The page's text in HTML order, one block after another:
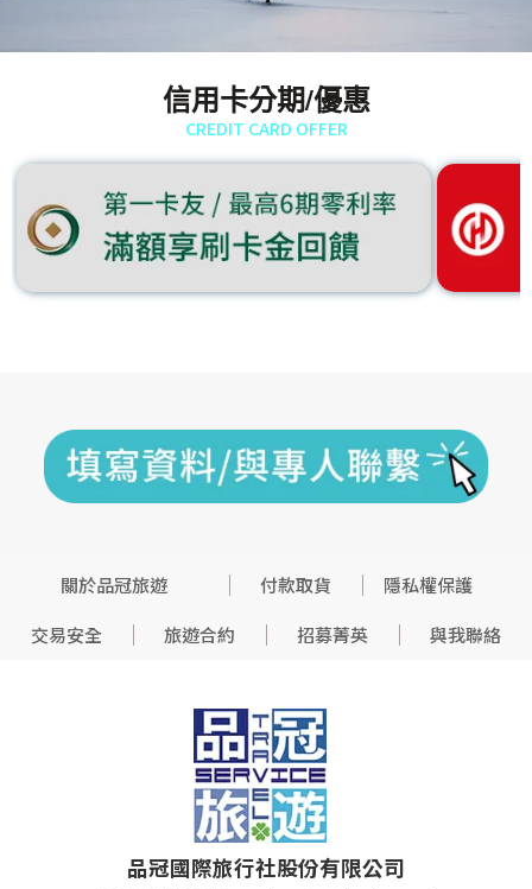
信用卡分期/優惠
CREDIT CARD OFFER
關於品冠旅遊 付款取貨
隱私權保護
交易安全
旅遊合約 招募菁英 與我聯絡
品冠國際旅行社股份有限公司